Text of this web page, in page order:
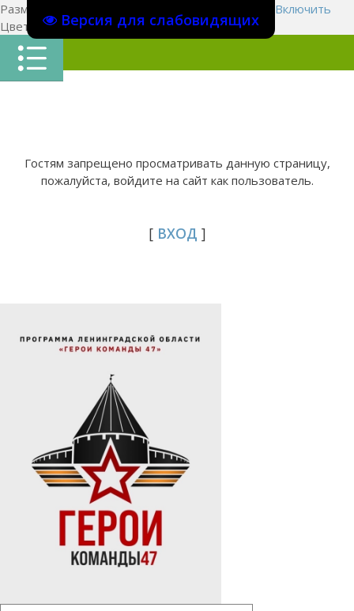
Версия для слабовидящих
Размер шрифта:
Включить
Цвет сайтаЦ Ц Ц Х
Гостям запрещено просматривать данную страницу,
пожалуйста, войдите на сайт как пользователь.
[ ВХОД ]